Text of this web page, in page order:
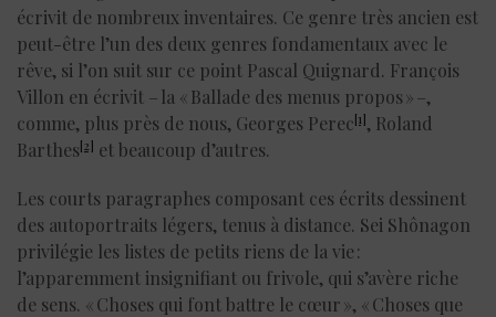
écrivit de nombreux inventaires. Ce genre très ancien est
peut-être l’un des deux genres fondamentaux avec le
rêve, si l’on suit sur ce point Pascal Quignard. François
Villon en écrivit – la « Ballade des menus propos » –,
comme, plus près de nous, Georges Perec[1], Roland
Barthes[2] et beaucoup d’autres.
Les courts paragraphes composant ces écrits dessinent
des autoportraits légers, tenus à distance. Sei Shônagon
privilégie les listes de petits riens de la vie :
l’apparemment insignifiant ou frivole, qui s’avère riche
de sens. « Choses qui font battre le cœur », « Choses que